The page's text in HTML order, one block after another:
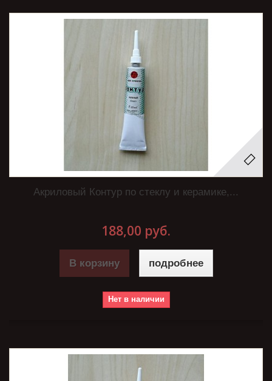
Акриловый Контур по стеклу и керамике,...
188,00 руб.
В корзину подробнее
Нет в наличии